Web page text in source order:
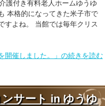
護付き有料老人ホームゆうゆ
本格的になってきた米子市で
すよね。 当館では毎年クリス
開催しました。」の続きを読む
サート in ゆうゆ